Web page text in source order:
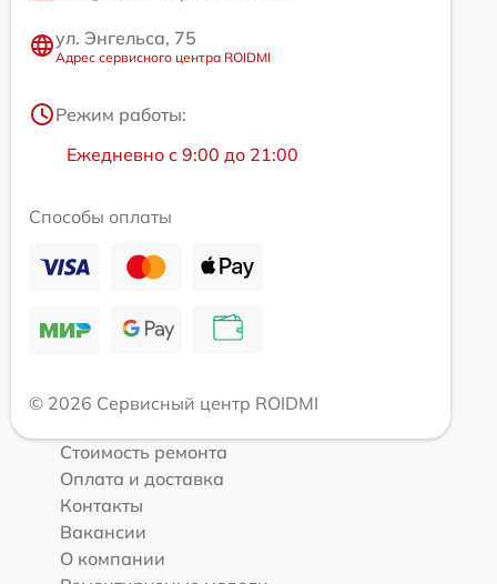
ул. Энгельса, 75
Адрес сервисного центра ROIDMI
Режим работы:
Ежедневно с 9:00 до 21:00
Способы оплаты
© 2026 Сервисный центр ROIDMI
Стоимость ремонта
Оплата и доставка
Контакты
Вакансии
О компании